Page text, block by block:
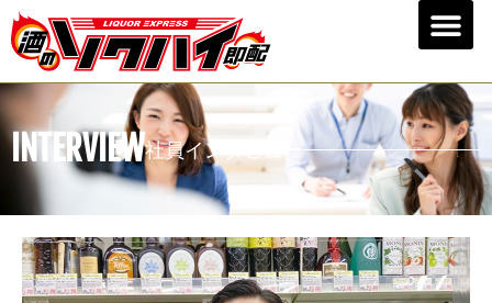
INTERVIEW社員インタビュー